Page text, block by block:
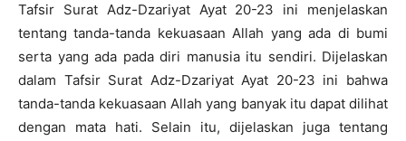
Tafsir Surat Adz-Dzariyat Ayat 20-23 ini menjelaskan
tentang tanda-tanda kekuasaan Allah yang ada di bumi
serta yang ada pada diri manusia itu sendiri. Dijelaskan
dalam Tafsir Surat Adz-Dzariyat Ayat 20-23 ini bahwa
tanda-tanda kekuasaan Allah yang banyak itu dapat dilihat
dengan mata hati. Selain itu, dijelaskan juga tentang